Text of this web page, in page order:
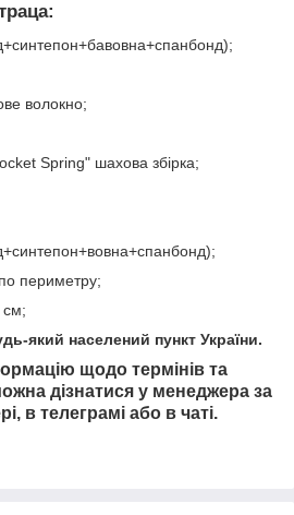
волокно;
Spring" шахова збірка;
периметру;
см;
який населений пункт України.
щодо термінів та
дізнатися у менеджера за
в телеграмі або в чаті.